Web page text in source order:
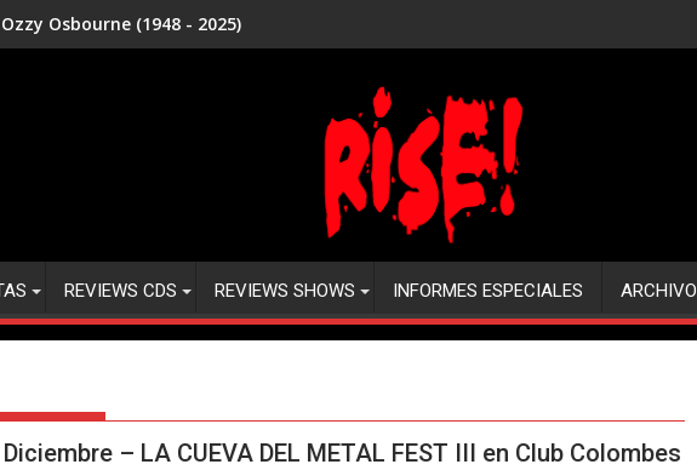
Ozzy Osbourne (1948 - 2025)
REVIEWS CDS REVIEWS SHOWS INFORMES ESPECIALES ARCHIVO
– LA CUEVA DEL METAL FEST III en Club Colombes